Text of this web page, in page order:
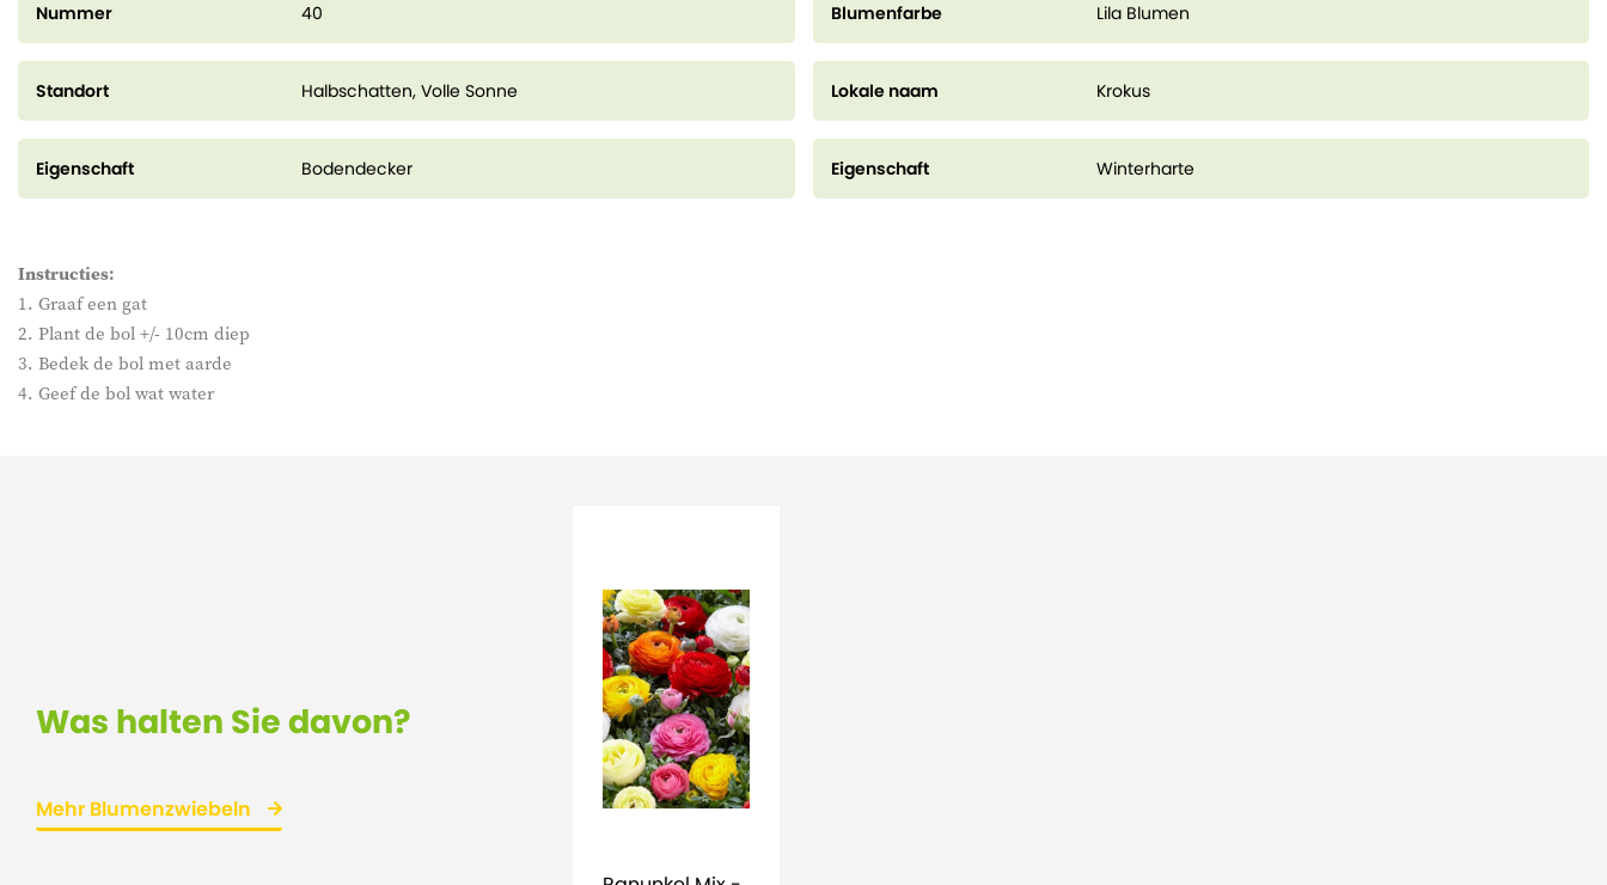
Nummer 40 Blumenfarbe Lila Blumen
Standort Halbschatten, Volle Sonne Lokale naam Krokus
Eigenschaft Bodendecker Eigenschaft Winterharte
Was halten Sie davon?
Mehr Blumenzwiebeln
Instructies:
1. Graaf een gat
2. Plant de bol +/- 10cm diep
3. Bedek de bol met aarde
4. Geef de bol wat water